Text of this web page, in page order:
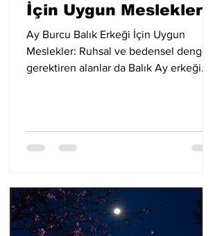
İçin Uygun Meslekler
Ay Burcu Balık Erkeği İçin Uygun
Meslekler: Ruhsal ve bedensel denge
gerektiren alanlar da Balık Ay erkeği